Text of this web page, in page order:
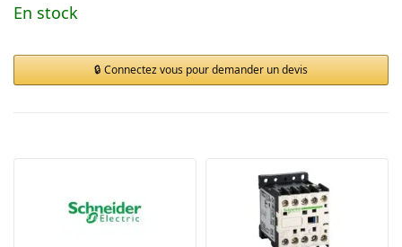
En stock
Connectez vous pour demander un devis